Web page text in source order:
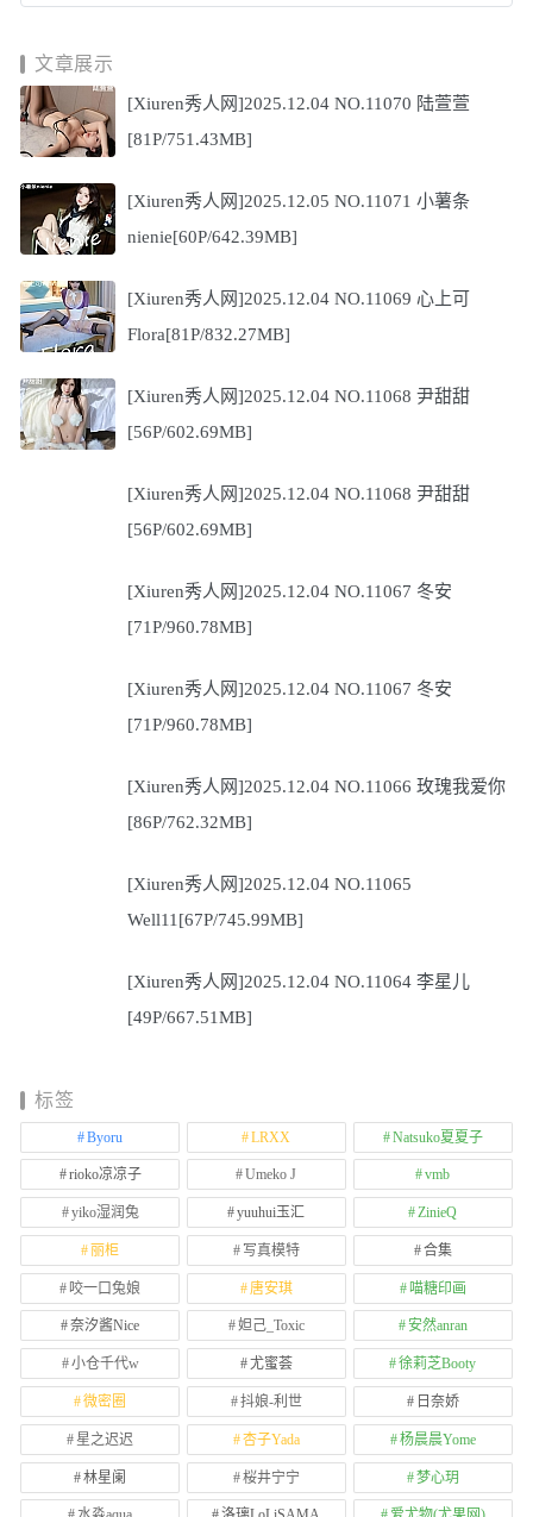
文章展示
[Xiuren秀人网]2025.12.04 NO.11070 陆萱萱
[81P/751.43MB]
[Xiuren秀人网]2025.12.05 NO.11071 小薯条
nienie[60P/642.39MB]
[Xiuren秀人网]2025.12.04 NO.11069 心上可
Flora[81P/832.27MB]
[Xiuren秀人网]2025.12.04 NO.11068 尹甜甜
[56P/602.69MB]
[Xiuren秀人网]2025.12.04 NO.11068 尹甜甜
[56P/602.69MB]
[Xiuren秀人网]2025.12.04 NO.11067 冬安
[71P/960.78MB]
[Xiuren秀人网]2025.12.04 NO.11067 冬安
[71P/960.78MB]
[Xiuren秀人网]2025.12.04 NO.11066 玫瑰我爱你
[86P/762.32MB]
[Xiuren秀人网]2025.12.04 NO.11065
Well11[67P/745.99MB]
[Xiuren秀人网]2025.12.04 NO.11064 李星儿
[49P/667.51MB]
标签
Byoru LRXX Natsuko夏夏子
rioko凉凉子 Umeko J vmb
yiko湿润兔 yuuhui玉汇 ZinieQ
丽柜 写真模特 合集
咬一口兔娘 唐安琪 喵糖印画
奈汐酱Nice 妲己_Toxic 安然anran
小仓千代w 尤蜜荟 徐莉芝Booty
微密圈 抖娘-利世 日奈娇
星之迟迟 杏子Yada 杨晨晨Yome
林星阑 桜井宁宁 梦心玥